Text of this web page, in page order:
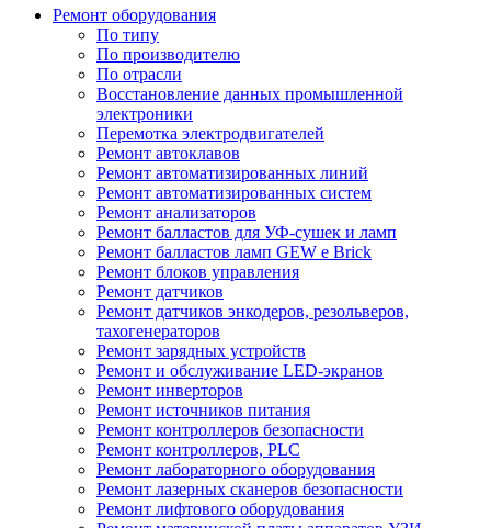
Ремонт оборудования
По типу
По производителю
По отрасли
Восстановление данных промышленной
электроники
Перемотка электродвигателей
Ремонт автоклавов
Ремонт автоматизированных линий
Ремонт автоматизированных систем
Ремонт анализаторов
Ремонт балластов для УФ-сушек и ламп
Ремонт балластов ламп GEW e Brick
Ремонт блоков управления
Ремонт датчиков
Ремонт датчиков энкодеров, резольверов,
тахогенераторов
Ремонт зарядных устройств
Ремонт и обслуживание LED-экранов
Ремонт инверторов
Ремонт источников питания
Ремонт контроллеров безопасности
Ремонт контроллеров, PLC
Ремонт лабораторного оборудования
Ремонт лазерных сканеров безопасности
Ремонт лифтового оборудования